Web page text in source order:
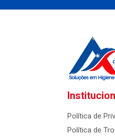
Política de
Política de